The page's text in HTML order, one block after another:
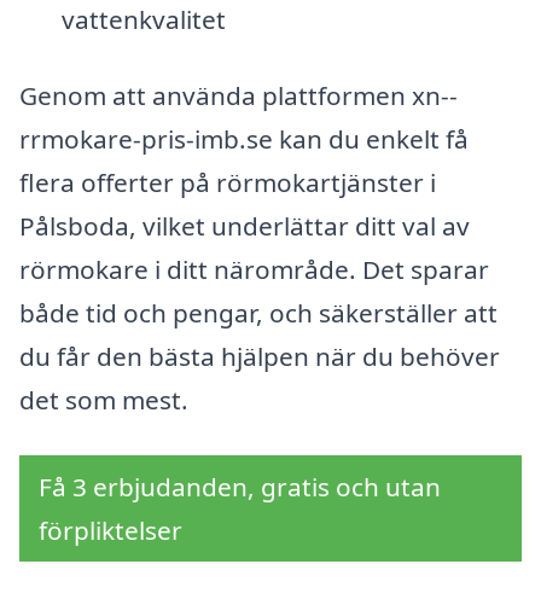
vattenkvalitet
Genom att använda plattformen xn--
rrmokare-pris-imb.se kan du enkelt få
flera offerter på rörmokartjänster i
Pålsboda, vilket underlättar ditt val av
rörmokare i ditt närområde. Det sparar
både tid och pengar, och säkerställer att
du får den bästa hjälpen när du behöver
det som mest.
Få 3 erbjudanden, gratis och utan
förpliktelser